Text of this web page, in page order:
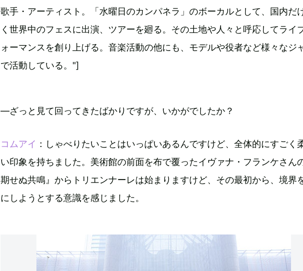
歌手・アーティスト。「水曜日のカンパネラ」のボーカルとして、国内だ
く世界中のフェスに出演、ツアーを廻る。その土地や人々と呼応してライ
ォーマンスを創り上げる。音楽活動の他にも、モデルや役者など様々なジ
で活動している。"]
―ざっと見て回ってきたばかりですが、いかがでしたか？
コムアイ ：しゃべりたいことはいっぱいあるんですけど、全体的にすごく
い印象を持ちました。美術館の前面を布で覆ったイヴァナ・フランケさん
期せぬ共鳴』からトリエンナーレは始まりますけど、その最初から、境界
にしようとする意識を感じました。